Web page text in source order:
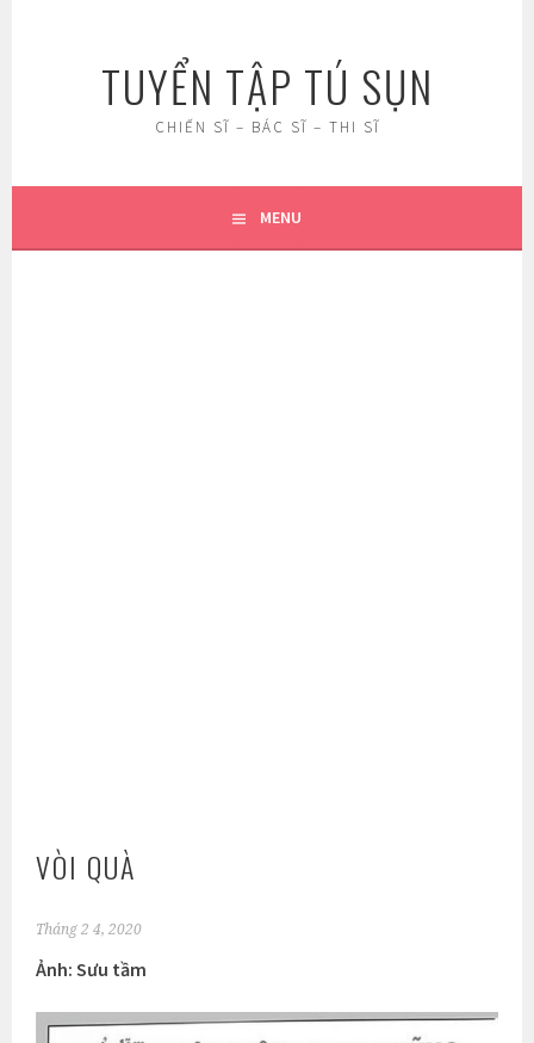
TUYỂN TẬP TÚ SỤN
CHIẾN SĨ – BÁC SĨ – THI SĨ
MENU
VÒI QUÀ
Tháng 2 4, 2020
Ảnh: Sưu tầm